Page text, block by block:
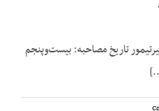
تاریخ مصاحبه: بیست‌وپنجم